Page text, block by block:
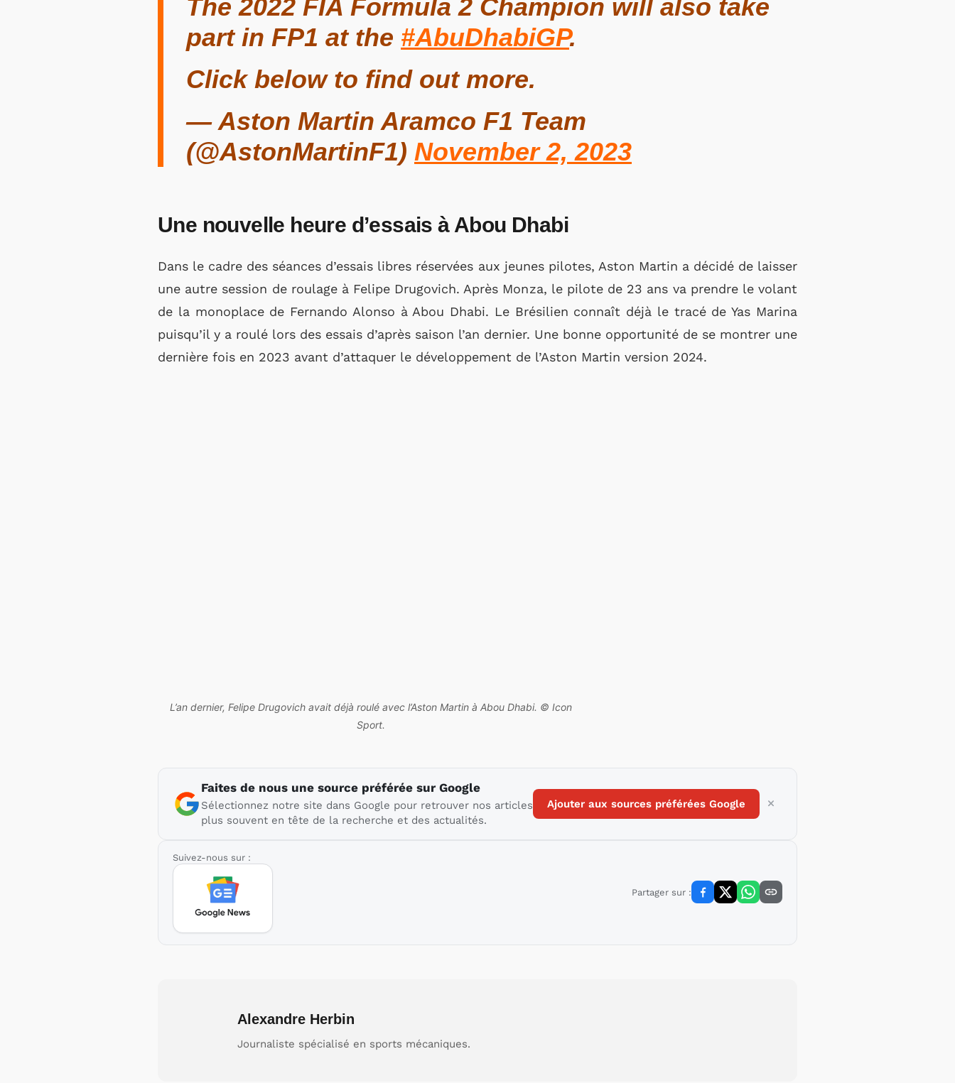
The 2022 FIA Formula 2 Champion will also take
part in FP1 at the #AbuDhabiGP.
Click below to find out more.
— Aston Martin Aramco F1 Team
(@AstonMartinF1) November 2, 2023
Une nouvelle heure d’essais à Abou Dhabi
Dans le cadre des séances d’essais libres réservées aux jeunes pilotes, Aston Martin a décidé de laisser
une autre session de roulage à Felipe Drugovich. Après Monza, le pilote de 23 ans va prendre le volant
de la monoplace de Fernando Alonso à Abou Dhabi. Le Brésilien connaît déjà le tracé de Yas Marina
puisqu’il y a roulé lors des essais d’après saison l’an dernier. Une bonne opportunité de se montrer une
dernière fois en 2023 avant d’attaquer le développement de l’Aston Martin version 2024.
L’an dernier, Felipe Drugovich avait déjà roulé avec l’Aston Martin à Abou Dhabi. © Icon
Sport.
Faites de nous une source préférée sur Google
Sélectionnez notre site dans Google pour retrouver nos articles
plus souvent en tête de la recherche et des actualités.
Ajouter aux sources préférées Google
Suivez-nous sur :
Partager sur :
Alexandre Herbin
Journaliste spécialisé en sports mécaniques.